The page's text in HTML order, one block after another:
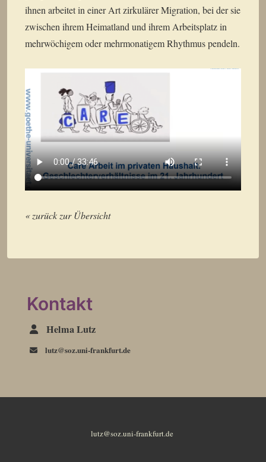
ihnen arbeitet in einer Art zirkulärer Migration, bei der sie
zwischen ihrem Heimatland und ihrem Arbeitsplatz in
mehrwöchigem oder mehrmonatigem Rhythmus pendeln.
« zurück zur Übersicht
Kontakt
Helma Lutz
lutz@soz.uni-frankfurt.de
lutz@soz.uni-frankfurt.de